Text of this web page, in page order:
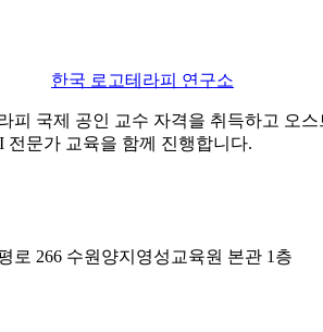
한국 로고테라피 연구소
피 국제 공인 교수 자격을 취득하고 오
전문가 교육을 함께 진행합니다.
로 266 수원양지영성교육원 본관 1층